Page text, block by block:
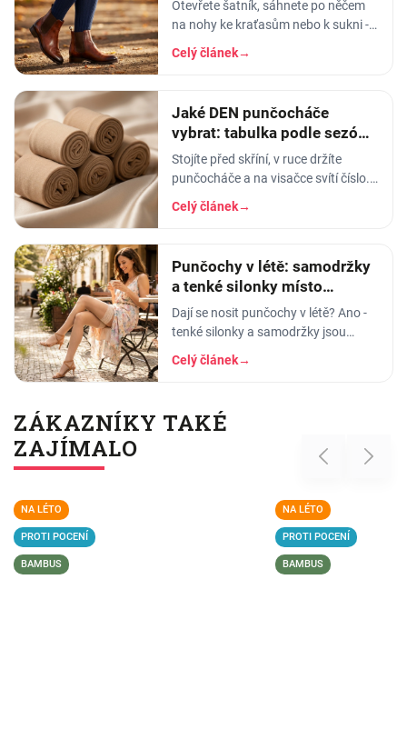
Otevřete šatník, sáhnete po něčem
na nohy ke kraťasům nebo k sukni -
a najednou si nejste jistí, jestli to, co
držíte v ruce, jsou podkolenky, nebo
Celý článek→
Jaké DEN punčocháče
vybrat: tabulka podle sezóny
i příležitosti
Stojíte před skříní, v ruce držíte
punčocháče a na visačce svítí číslo.
20. Nebo 40. Nebo 120. A vy nemáte
tušení, co to znamená a jestli to dnes
Celý článek→
Punčochy v létě: samodržky
a tenké silonky místo
punčocháčů
Dají se nosit punčochy v létě? Ano -
tenké silonky a samodržky jsou
vzdušné a chladivé. Vysvětlíme DEN
a poradíme, jak vybrat letní
Celý článek→
ZÁKAZNÍKY TAKÉ
ZAJÍMALO
Previous
NA LÉTO
PROTI POCENÍ
BAMBUS
NA LÉTO
PROTI POCENÍ
BAMBUS
Next